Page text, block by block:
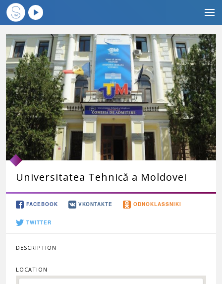
Universitatea Tehnică a Moldovei
FACEBOOK VKONTAKTE ODNOKLASSNIKI
TWITTER
DESCRIPTION
LOCATION